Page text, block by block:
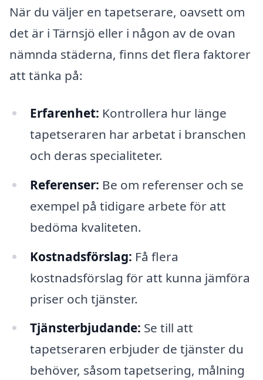
När du väljer en tapetserare, oavsett om
det är i Tärnsjö eller i någon av de ovan
nämnda städerna, finns det flera faktorer
att tänka på:
Erfarenhet: Kontrollera hur länge
tapetseraren har arbetat i branschen
och deras specialiteter.
Referenser: Be om referenser och se
exempel på tidigare arbete för att
bedöma kvaliteten.
Kostnadsförslag: Få flera
kostnadsförslag för att kunna jämföra
priser och tjänster.
Tjänsterbjudande: Se till att
tapetseraren erbjuder de tjänster du
behöver, såsom tapetsering, målning